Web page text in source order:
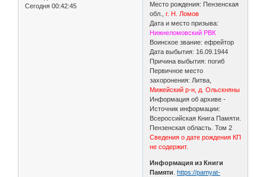
Сегодня 00:42:45
Место рождения: Пензенская
обл.,г. Н. Ломов
Дата и место призыва:
Нижнеломовский РВК
Воинское звание: ефрейтор
Дата выбытия: 16.09.1944
Причина выбытия: погиб
Первичное место
захоронения: Литва,
Мижейский р-н, д. Ольскняны
Информация об архиве -
Источник информации:
Всероссийская Книга Памяти.
Пензенская область. Том 2
Сведения о дате рождения КП
не содержит.
Информация из Книги
Памяти .https://pamyat-